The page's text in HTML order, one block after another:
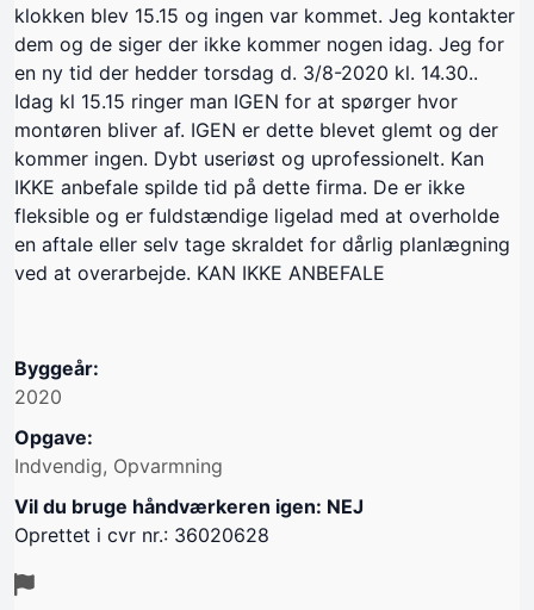
klokken blev 15.15 og ingen var kommet. Jeg kontakter
dem og de siger der ikke kommer nogen idag. Jeg for
en ny tid der hedder torsdag d. 3/8-2020 kl. 14.30..
Idag kl 15.15 ringer man IGEN for at spørger hvor
montøren bliver af. IGEN er dette blevet glemt og der
kommer ingen. Dybt useriøst og uprofessionelt. Kan
IKKE anbefale spilde tid på dette firma. De er ikke
fleksible og er fuldstændige ligelad med at overholde
en aftale eller selv tage skraldet for dårlig planlægning
ved at overarbejde. KAN IKKE ANBEFALE
Byggeår:
2020
Opgave:
Indvendig, Opvarmning
Vil du bruge håndværkeren igen: NEJ
Oprettet i cvr nr.: 36020628